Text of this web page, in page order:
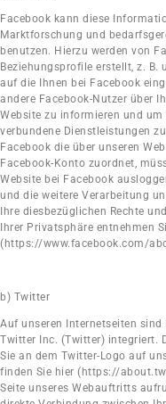
Facebook kann diese
Marktforschung und
benutzen. Hierzu werden von
Beziehungsprofile erstellt, z.
auf die Ihnen bei Facebook
andere Facebook-Nutzer über
Website zu informieren und
verbundene Dienstleistungen
Facebook die über unseren
Facebook-Konto zuordnet,
Website bei Facebook
und die weitere Verarbeitung
Ihre diesbezüglichen Rechte
Ihrer Privatsphäre entnehmen
(https://www.facebook.com/
b) Twitter
Auf unseren Internetseiten
Twitter Inc. (Twitter) integriert.
Sie an dem Twitter-Logo auf
finden Sie hier (https://
Seite unseres Webauftritts